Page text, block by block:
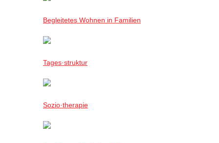
Begleitetes Wohnen in Familien
Tages·struktur
Sozio·therapie